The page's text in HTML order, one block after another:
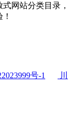
网站分类目录，
号-1
川